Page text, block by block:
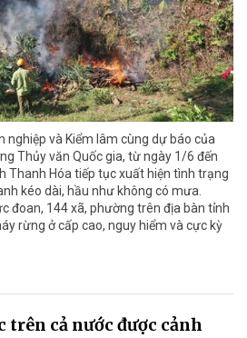
nghiệp và Kiểm lâm cùng dự báo của
Thủy văn Quốc gia, từ ngày 1/6 đến
Thanh Hóa tiếp tục xuất hiện tình trạng
kéo dài, hầu như không có mưa.
đoan, 144 xã, phường trên địa bàn tỉnh
rừng ở cấp cao, nguy hiểm và cực kỳ
trên cả nước được cảnh